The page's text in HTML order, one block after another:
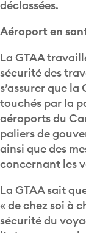
sécurité des
s’assurer que
touchés par la
aéroports du
paliers de
ainsi que des
concernant les
« de chez soi à
sécurité du
l’aérogare, sur